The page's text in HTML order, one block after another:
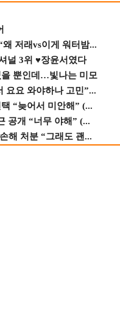
저래vs이게 워터밤...
널 3위 ♥장윤서였다
뿐인데…빛나는 미모
요요 와야하나 고민”...
“늦어서 미안해” (...
공개 “너무 야해” (...
해 처분 “그래도 괜...